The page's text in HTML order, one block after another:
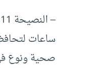
ساعات
صحية ونوع